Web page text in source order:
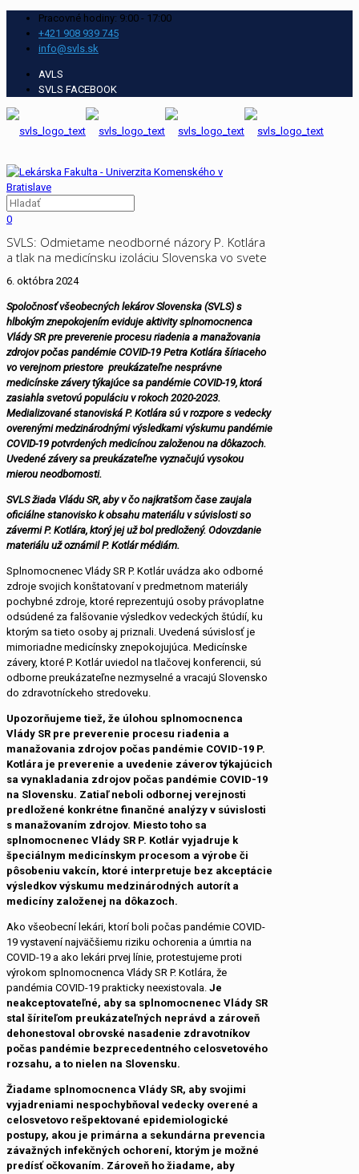
Pracovné hodiny: 9:00 - 17:00
+421 908 939 745
info@svls.sk
AVLS
SVLS FACEBOOK
0
SVLS: Odmietame neodborné názory P. Kotlára
a tlak na medicínsku izoláciu Slovenska vo svete
6. októbra 2024
Spoločnosť všeobecných lekárov Slovenska (SVLS) s
hlbokým znepokojením eviduje aktivity splnomocnenca
Vlády SR pre preverenie procesu riadenia a manažovania
zdrojov počas pandémie COVID-19 Petra Kotlára šíriaceho
vo verejnom priestore preukázateľne nesprávne
medicínske závery týkajúce sa pandémie COVID-19, ktorá
zasiahla svetovú populáciu v rokoch 2020-2023.
Medializované stanoviská P. Kotlára sú v rozpore s vedecky
overenými medzinárodnými výsledkami výskumu pandémie
COVID-19 potvrdených medicínou založenou na dôkazoch.
Uvedené závery sa preukázateľne vyznačujú vysokou
mierou neodbornosti.
SVLS žiada Vládu SR, aby v čo najkratšom čase zaujala
oficiálne stanovisko k obsahu materiálu v súvislosti so
závermi P. Kotlára, ktorý jej už bol predložený. Odovzdanie
materiálu už oznámil P. Kotlár médiám.
Splnomocnenec Vlády SR P. Kotlár uvádza ako odborné
zdroje svojich konštatovaní v predmetnom materiály
pochybné zdroje, ktoré reprezentujú osoby právoplatne
odsúdené za falšovanie výsledkov vedeckých štúdií, ku
ktorým sa tieto osoby aj priznali. Uvedená súvislosť je
mimoriadne medicínsky znepokojujúca. Medicínske
závery, ktoré P. Kotlár uviedol na tlačovej konferencii, sú
odborne preukázateľne nezmyselné a vracajú Slovensko
do zdravotníckeho stredoveku.
Upozorňujeme tiež, že úlohou splnomocnenca
Vlády SR pre preverenie procesu riadenia a
manažovania zdrojov počas pandémie COVID-19 P.
Kotlára je preverenie a uvedenie záverov týkajúcich
sa vynakladania zdrojov počas pandémie COVID-19
na Slovensku. Zatiaľ neboli odbornej verejnosti
predložené konkrétne finančné analýzy v súvislosti
s manažovaním zdrojov. Miesto toho sa
splnomocnenec Vlády SR P. Kotlár vyjadruje k
špeciálnym medicínskym procesom a výrobe či
pôsobeniu vakcín, ktoré interpretuje bez akceptácie
výsledkov výskumu medzinárodných autorít a
medicíny založenej na dôkazoch.
Ako všeobecní lekári, ktorí boli počas pandémie COVID-
19 vystavení najväčšiemu riziku ochorenia a úmrtia na
COVID-19 a ako lekári prvej línie, protestujeme proti
výrokom splnomocnenca Vlády SR P. Kotlára, že
pandémia COVID-19 prakticky neexistovala. Je
neakceptovateľné, aby sa splnomocnenec Vlády SR
stal šíriteľom preukázateľných neprávd a zároveň
dehonestoval obrovské nasadenie zdravotníkov
počas pandémie bezprecedentného celosvetového
rozsahu, a to nielen na Slovensku.
Žiadame splnomocnenca Vlády SR, aby svojimi
vyjadreniami nespochybňoval vedecky overené a
celosvetovo rešpektované epidemiologické
postupy, akou je primárna a sekundárna prevencia
závažných infekčných ochorení, ktorým je možné
predísť očkovaním. Zároveň ho žiadame, aby